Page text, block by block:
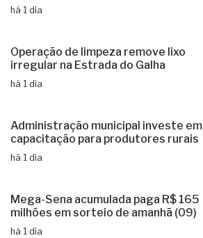
há 1 dia
Operação de limpeza remove lixo
irregular na Estrada do Galha
há 1 dia
Administração municipal investe em
capacitação para produtores rurais
há 1 dia
Mega-Sena acumulada paga R$ 165
milhões em sorteio de amanhã (09)
há 1 dia